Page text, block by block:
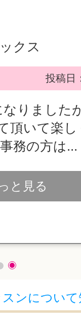
クス
投稿日
りました
頂いて楽
務の方は...
と見る
ンについ